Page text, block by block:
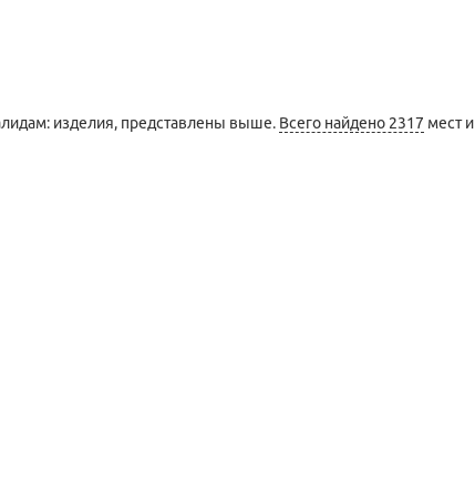
изделия, представлены выше. Всего найдено 2317 мест и